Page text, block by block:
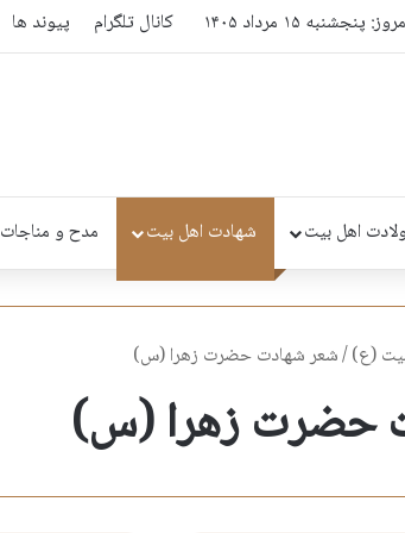
۱۴۰۵ کانال تلگرام پیوند ها
ولادت اهل بیت شهادت اهل بیت مدح و مناجات
(ع)/شعر شهادت حضرت زهرا (س)
حضرت زهرا (س)